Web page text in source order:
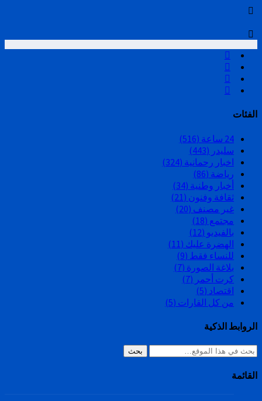
الفئات
24 ساعة
(516)
سليدر (443)
اخبار رحمانية (324)
رياضة (86)
أخبار وطنية (34)
ثقافة وفنون (21)
غير مصنف (20)
مجتمع (18)
بالفيديو (12)
الهضرة عليك (11)
للنساء فقط (9)
بلاغة الصورة (7)
كرت أحمر (7)
اقتصاد (5)
من كل القارات (5)
الروابط الذكية
بحث
القائمة